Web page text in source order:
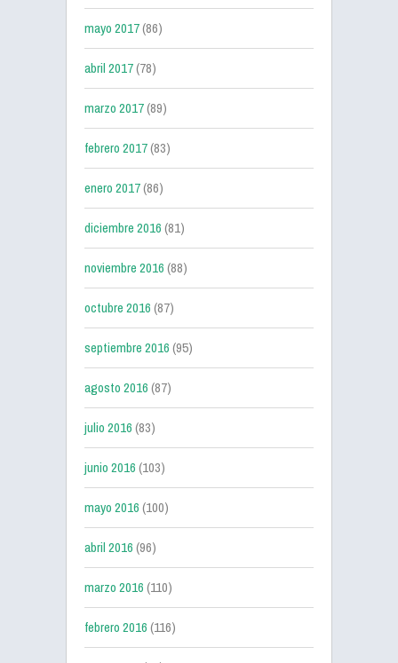
mayo 2017(86)
abril 2017(78)
marzo 2017(89)
febrero 2017(83)
enero 2017(86)
diciembre 2016(81)
noviembre 2016(88)
octubre 2016(87)
septiembre 2016(95)
agosto 2016(87)
julio 2016(83)
junio 2016(103)
mayo 2016(100)
abril 2016(96)
marzo 2016(110)
febrero 2016(116)